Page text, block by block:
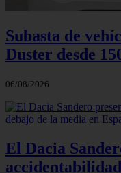
Subasta de
Duster desde
06/08/2026
El Dacia